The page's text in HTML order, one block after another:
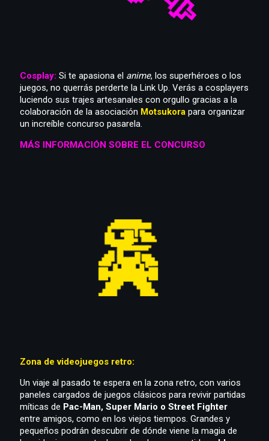
Cosplay: Si te apasiona el anime, los superhéroes o los
juegos, no querrás perderte la Link Up. Verás a cosplayers
luciendo sus trajes artesanales con orgullo gracias a la
colaboración de la asociación Motsukora para organizar
un increíble concurso pasarela.
MÁS INFORMACIÓN SOBRE EL CONCURSO
Zona de videojuegos retro:
Un viaje al pasado te espera en la zona retro, con varios
paneles cargados de juegos clásicos para revivir partidas
míticas de Pac-Man, Super Mario o Street Fighter
entre amigos, como en los viejos tiempos. Grandes y
pequeños podrán descubrir de dónde viene la magia de